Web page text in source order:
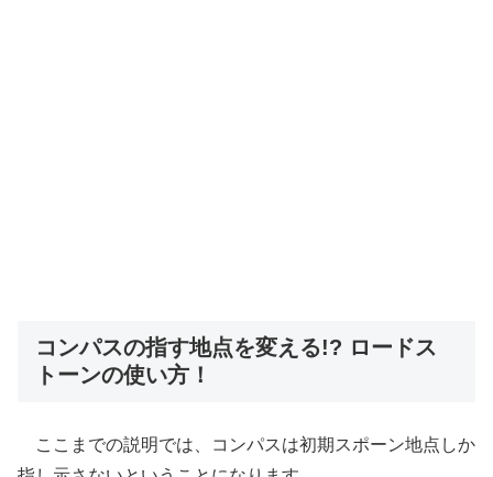
コンパスの指す地点を変える!? ロードス
トーンの使い方！
ここまでの説明では、コンパスは初期スポーン地点しか